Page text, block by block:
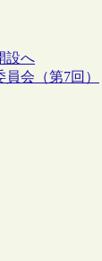
設へ
会（第7回）